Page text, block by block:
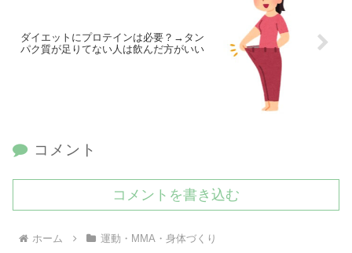
ダイエットにプロテインは必要？→タン
パク質が足りてない人は飲んだ方がいい
コメント
コメントを書き込む
ホーム 運動・MMA・身体づくり